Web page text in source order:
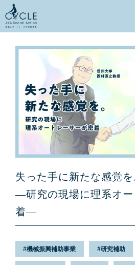
失った手に新たな感覚を
―研究の現場に理系オー
着―
機械振興補助事業 研究補助